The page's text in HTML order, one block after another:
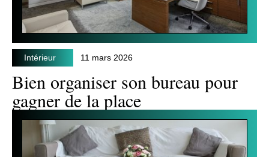
Intérieur 11 mars 2026
Bien organiser son bureau pour
gagner de la place